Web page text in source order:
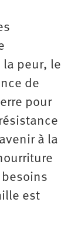
peur, le
de
pour
à la
est